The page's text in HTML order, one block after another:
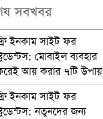
সবখবর
ইনকাম সাইট ফর
মোবাইল ব্যবহার
আয় করার ৭টি উপায়
ইনকাম সাইট ফর
নতুনদের জন্য